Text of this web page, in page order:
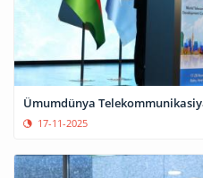
Ümumdünya
17-11-2025